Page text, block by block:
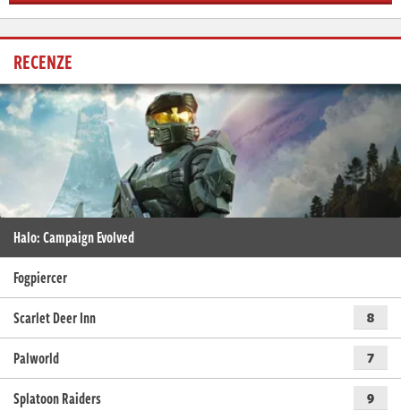
RECENZE
Halo: Campaign Evolved
Fogpiercer
Scarlet Deer Inn
8
Palworld 7
Splatoon Raiders 9